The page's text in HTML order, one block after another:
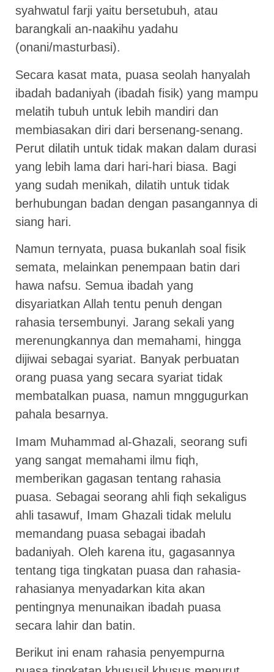
syahwatul farji yaitu bersetubuh, atau
barangkali an-naakihu yadahu
(onani/masturbasi).
Secara kasat mata, puasa seolah hanyalah
ibadah badaniyah (ibadah fisik) yang mampu
melatih tubuh untuk lebih mandiri dan
membiasakan diri dari bersenang-senang.
Perut dilatih untuk tidak makan dalam durasi
yang lebih lama dari hari-hari biasa. Bagi
yang sudah menikah, dilatih untuk tidak
berhubungan badan dengan pasangannya di
siang hari.
Namun ternyata, puasa bukanlah soal fisik
semata, melainkan penempaan batin dari
hawa nafsu. Semua ibadah yang
disyariatkan Allah tentu penuh dengan
rahasia tersembunyi. Jarang sekali yang
merenungkannya dan memahami, hingga
dijiwai sebagai syariat. Banyak perbuatan
orang puasa yang secara syariat tidak
membatalkan puasa, namun mnggugurkan
pahala besarnya.
Imam Muhammad al-Ghazali, seorang sufi
yang sangat memahami ilmu fiqh,
memberikan gagasan tentang rahasia
puasa. Sebagai seorang ahli fiqh sekaligus
ahli tasawuf, Imam Ghazali tidak melulu
memandang puasa sebagai ibadah
badaniyah. Oleh karena itu, gagasannya
tentang tiga tingkatan puasa dan rahasia-
rahasianya menyadarkan kita akan
pentingnya menunaikan ibadah puasa
secara lahir dan batin.
Berikut ini enam rahasia penyempurna